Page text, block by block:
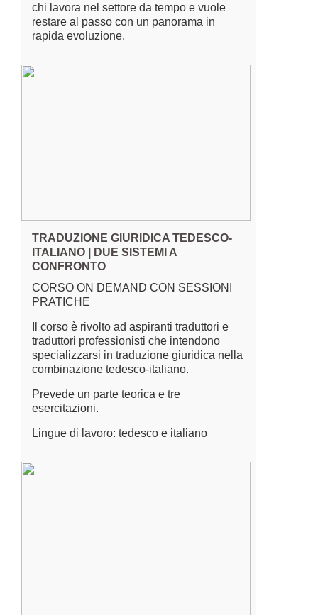
chi lavora nel settore da tempo e vuole
restare al passo con un panorama in
rapida evoluzione.
TRADUZIONE GIURIDICA TEDESCO-
ITALIANO | DUE SISTEMI A
CONFRONTO
CORSO ON DEMAND CON SESSIONI
PRATICHE
Il corso è rivolto ad aspiranti traduttori e
traduttori professionisti che intendono
specializzarsi in traduzione giuridica nella
combinazione tedesco-italiano.
Prevede un parte teorica e tre
esercitazioni.
Lingue di lavoro: tedesco e italiano